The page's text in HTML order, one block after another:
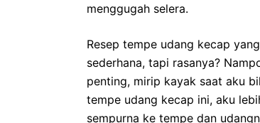
menggugah selera.
Resep tempe udang kecap
sederhana, tapi rasanya?
penting, mirip kayak saat aku
tempe udang kecap ini, aku
sempurna ke tempe dan